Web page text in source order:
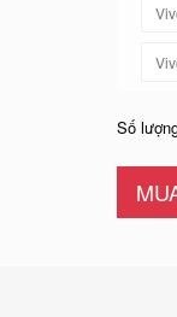
Số